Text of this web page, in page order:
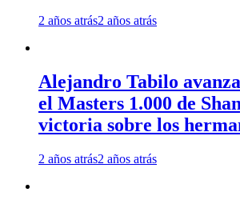
2 años atrás2 años atrás
Alejandro Tabilo
el Masters 1.000 de
victoria sobre los
2 años atrás2 años atrás